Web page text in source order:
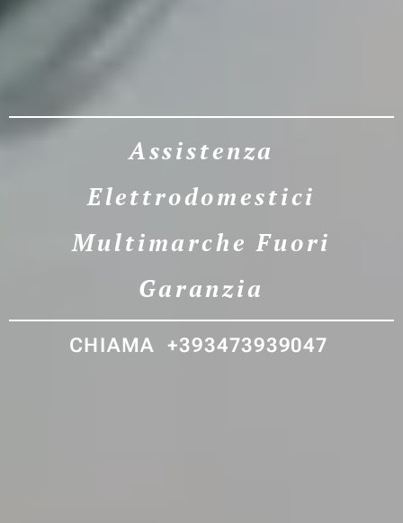
Assistenza
Elettrodomestici
Multimarche Fuori
Garanzia
CHIAMA +393473939047